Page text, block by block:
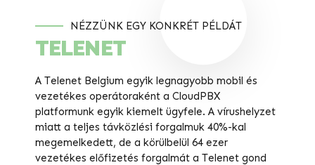
NÉZZÜNK EGY KONKRÉT PÉLDÁT
TELENET
A Telenet Belgium egyik legnagyobb mobil és
vezetékes operátoraként a CloudPBX
platformunk egyik kiemelt ügyfele. A vírushelyzet
miatt a teljes távközlési forgalmuk 40%-kal
megemelkedett, de a körülbelül 64 ezer
vezetékes előfizetés forgalmát a Telenet gond